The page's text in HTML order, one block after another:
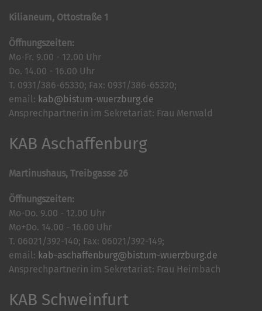
Kilianeum, Ottostraße 1
Öffnungszeiten:
Mo-Fr. 9.00 - 12.00 Uhr
Do. 14.00 - 16.00 Uhr
T. 0931/386-65330; Fax: 0931/386-65320;
email: kab@bistum-wuerzburg.de
Ansprechpartnerin im Sekretariat: Frau Merwald
KAB Aschaffenburg
Martinushaus, Treibgasse 26
Öffnungszeiten:
Mo-Do. 9.00 - 12.00 Uhr
Mo+Do. 14.00 - 16.00 Uhr
T. 06021/392-140; Fax: 06021/392-149;
email: kab-aschaffenburg@bistum-wuerzburg.de
Ansprechpartnerin im Sekretariat: Frau Heimbach
KAB Schweinfurt